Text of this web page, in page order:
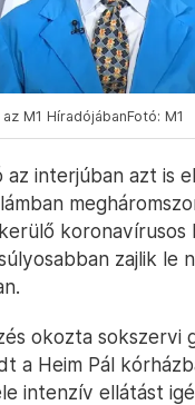
M1 HíradójábanFotó: M1
az interjúban azt is
koronavírusos
zajlik le
okozta sokszervi
a Heim Pál
intenzív ellátást